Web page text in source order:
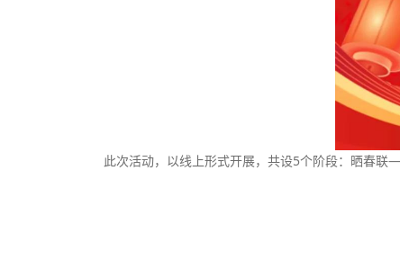
此次活动，以线上形式开展，共设5个阶段：晒春